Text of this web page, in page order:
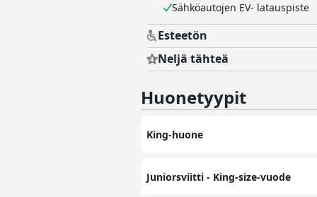
Sähköautojen EV- latauspiste
Esteetön
Neljä tähteä
Huonetyypit
King-huone
Juniorsviitti - King-size-vuode